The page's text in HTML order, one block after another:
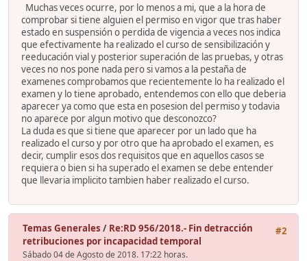
Muchas veces ocurre, por lo menos a mi, que a la hora de
comprobar si tiene alguien el permiso en vigor que tras haber
estado en suspensión o perdida de vigencia a veces nos indica
que efectivamente ha realizado el curso de sensibilización y
reeducación vial y posterior superación de las pruebas, y otras
veces no nos pone nada pero si vamos a la pestaña de
examenes comprobamos que recientemente lo ha realizado el
examen y lo tiene aprobado, entendemos con ello que deberia
aparecer ya como que esta en posesion del permiso y todavia
no aparece por algun motivo que desconozco?
La duda es que si tiene que aparecer por un lado que ha
realizado el curso y por otro que ha aprobado el examen, es
decir, cumplir esos dos requisitos que en aquellos casos se
requiera o bien si ha superado el examen se debe entender
que llevaria implicito tambien haber realizado el curso.
#2
Temas Generales / Re:RD 956/2018.- Fin detracción
retribuciones por incapacidad temporal
Sábado 04 de Agosto de 2018. 17:22 horas.